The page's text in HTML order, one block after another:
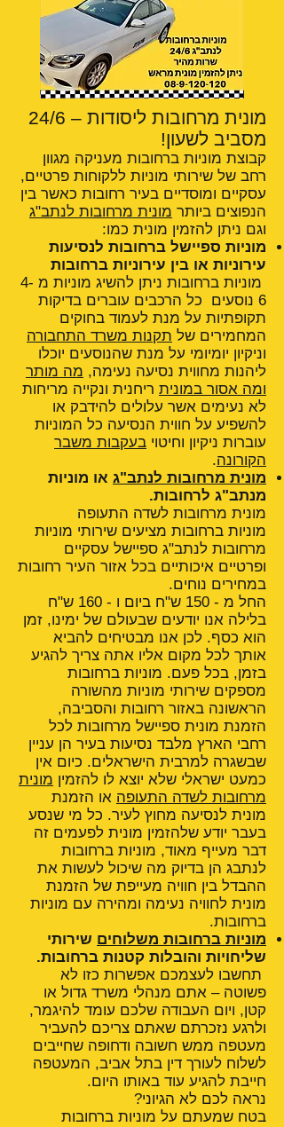
מונית מרחובות ליסודות – 24/6
מסביב לשעון!
קבוצת מוניות ברחובות מעניקה מגוון
רחב של שירותי מוניות ללקוחות פרטיים,
עסקיים ומוסדיים בעיר רחובות כאשר בין
הנפוצים ביותר מונית מרחובות לנתב"ג
וגם ניתן להזמין מונית כמו:
מוניות ספיישל ברחובות לנסיעות
עירוניות או בין עירוניות ברחובות
מוניות ברחובות ניתן להשיג מוניות מ 4-
6 נוסעים כל הרכבים עוברים בדיקות
תקופתיות על מנת לעמוד בחוקים
המחמירים של תקנות משרד התחבורה
וניקיון יומיומי על מנת שהנוסעים יוכלו
ליהנות מחווית נסיעה נעימה, מה מותר
ומה אסור במונית ריחנית ונקייה מריחות
לא נעימים אשר עלולים להידבק או
להשפיע על חווית הנסיעה כל המוניות
עוברות ניקיון וחיטוי בעקבות משבר
הקורונה.
מונית מרחובות לנתב"ג או מוניות
מנתב"ג לרחובות.
מונית מרחובות לשדה התעופה
מוניות ברחובות מציעים שירותי מוניות
מרחובות לנתב"ג ספיישל עסקיים
ופרטיים איכותיים בכל אזור העיר רחובות
במחירים נוחים.
החל מ - 150 ש"ח ביום ו - 160 ש"ח
בלילה אנו יודעים שבעולם של ימינו, זמן
הוא כסף. לכן אנו מבטיחים להביא
אותך לכל מקום אליו אתה צריך להגיע
בזמן, בכל פעם. מוניות ברחובות
מספקים שירותי מוניות מהשורה
הראשונה באזור רחובות והסביבה,
הזמנת מונית ספיישל מרחובות לכל
רחבי הארץ מלבד נסיעות בעיר הן עניין
שבשגרה למרבית הישראלים. כיום אין
כמעט ישראלי שלא יוצא לו להזמין מונית
מרחובות לשדה התעופה או הזמנת
מונית לנסיעה מחוץ לעיר. כל מי שנסע
בעבר יודע שלהזמין מונית לפעמים זה
דבר מעייף מאוד, מוניות ברחובות
לנתבג הן בדיוק מה שיכול לעשות את
ההבדל בין חוויה מעייפת של הזמנת
מונית לחוויה נעימה ומהירה עם מוניות
ברחובות.
מוניות ברחובות משלוחים שירותי
שליחויות והובלות קטנות ברחובות.
תחשבו לעצמכם אפשרות כזו לא
פשוטה – אתם מנהלי משרד גדול או
קטן, ויום העבודה שלכם עומד להיגמר,
ולרגע נזכרתם שאתם צריכם להעביר
מעטפה ממש חשובה ודחופה שחייבים
לשלוח לעורך דין בתל אביב, המעטפה
חייבת להגיע עוד באותו היום.
נראה לכם לא הגיוני?
בטח שמעתם על מוניות ברחובות